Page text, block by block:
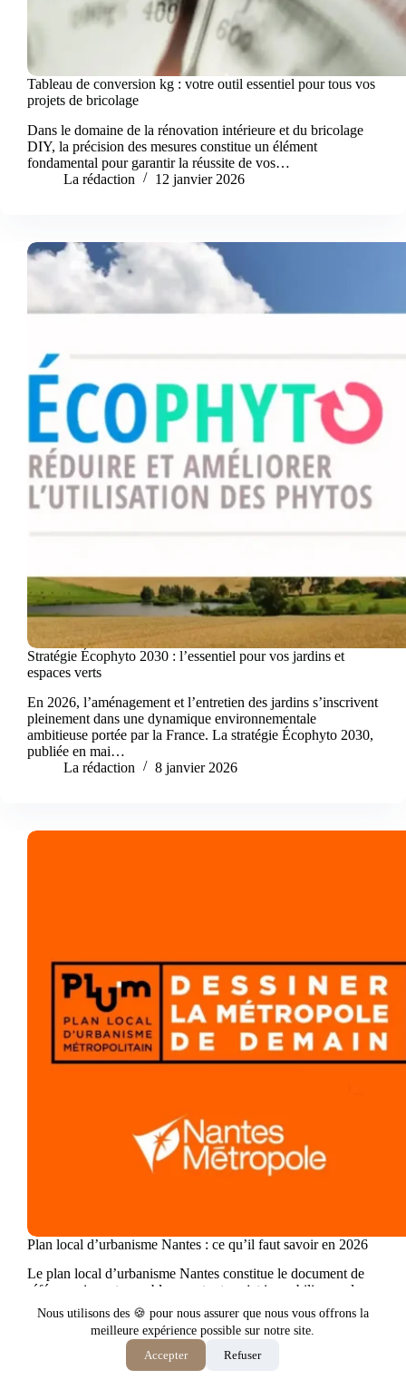
Nous utilisons des 🍪 pour nous assurer que nous vous offrons la
meilleure expérience possible sur notre site.
Accepter
Refuser
Tableau de conversion kg : votre outil essentiel pour tous vos
projets de bricolage
Dans le domaine de la rénovation intérieure et du bricolage
DIY, la précision des mesures constitue un élément
fondamental pour garantir la réussite de vos…
La rédaction
12 janvier 2026
Stratégie Écophyto 2030 : l’essentiel pour vos jardins et
espaces verts
En 2026, l’aménagement et l’entretien des jardins s’inscrivent
pleinement dans une dynamique environnementale
ambitieuse portée par la France. La stratégie Écophyto 2030,
publiée en mai…
La rédaction
8 janvier 2026
Plan local d’urbanisme Nantes : ce qu’il faut savoir en 2026
Le plan local d’urbanisme Nantes constitue le document de
référence incontournable pour tout projet immobilier ou de
construction dans la métropole nantaise. Adopté en avril…
La rédaction
5 janvier 2026